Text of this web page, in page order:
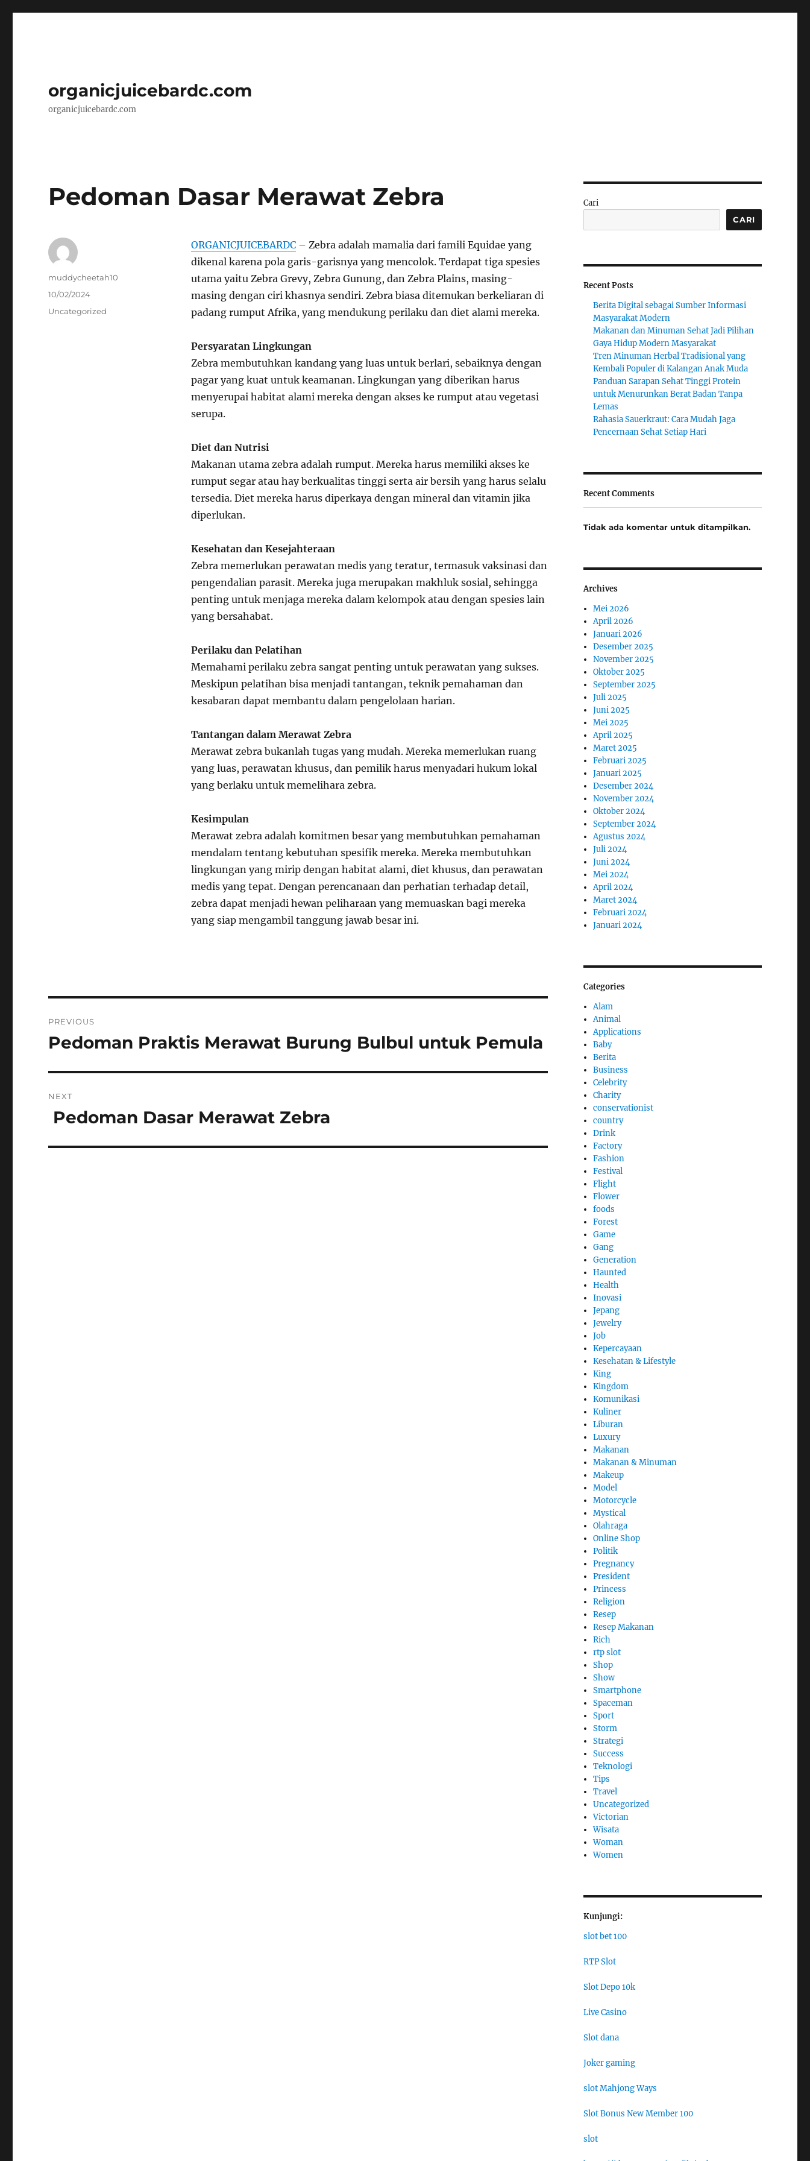
organicjuicebardc.com
organicjuicebardc.com
Pedoman Dasar Merawat Zebra
ORGANICJUICEBARDC– Zebra adalah mamalia dari famili Equidae yang
dikenal karena pola garis-garisnya yang mencolok. Terdapat tiga spesies
utama yaitu Zebra Grevy, Zebra Gunung, dan Zebra Plains, masing-
masing dengan ciri khasnya sendiri. Zebra biasa ditemukan berkeliaran di
padang rumput Afrika, yang mendukung perilaku dan diet alami mereka.
Persyaratan Lingkungan
Zebra membutuhkan kandang yang luas untuk berlari, sebaiknya dengan
pagar yang kuat untuk keamanan. Lingkungan yang diberikan harus
menyerupai habitat alami mereka dengan akses ke rumput atau vegetasi
serupa.
Diet dan Nutrisi
Makanan utama zebra adalah rumput. Mereka harus memiliki akses ke
rumput segar atau hay berkualitas tinggi serta air bersih yang harus selalu
tersedia. Diet mereka harus diperkaya dengan mineral dan vitamin jika
diperlukan.
Kesehatan dan Kesejahteraan
Zebra memerlukan perawatan medis yang teratur, termasuk vaksinasi dan
pengendalian parasit. Mereka juga merupakan makhluk sosial, sehingga
penting untuk menjaga mereka dalam kelompok atau dengan spesies lain
yang bersahabat.
Perilaku dan Pelatihan
Memahami perilaku zebra sangat penting untuk perawatan yang sukses.
Meskipun pelatihan bisa menjadi tantangan, teknik pemahaman dan
kesabaran dapat membantu dalam pengelolaan harian.
Tantangan dalam Merawat Zebra
Merawat zebra bukanlah tugas yang mudah. Mereka memerlukan ruang
yang luas, perawatan khusus, dan pemilik harus menyadari hukum lokal
yang berlaku untuk memelihara zebra.
Kesimpulan
Merawat zebra adalah komitmen besar yang membutuhkan pemahaman
mendalam tentang kebutuhan spesifik mereka. Mereka membutuhkan
lingkungan yang mirip dengan habitat alami, diet khusus, dan perawatan
medis yang tepat. Dengan perencanaan dan perhatian terhadap detail,
zebra dapat menjadi hewan peliharaan yang memuaskan bagi mereka
yang siap mengambil tanggung jawab besar ini.
Author
muddycheetah10
Posted
10/02/2024
Categories
Uncategorized
pos
PREVIOUS
Previous
Pedoman Praktis Merawat Burung Bulbul untuk Pemula
NEXT
Next
Pedoman Dasar Merawat Zebra
Cari
CARI
Recent Posts
Berita Digital sebagai Sumber Informasi
Masyarakat Modern
Makanan dan Minuman Sehat Jadi Pilihan
Gaya Hidup Modern Masyarakat
Tren Minuman Herbal Tradisional yang
Kembali Populer di Kalangan Anak Muda
Panduan Sarapan Sehat Tinggi Protein
untuk Menurunkan Berat Badan Tanpa
Lemas
Rahasia Sauerkraut: Cara Mudah Jaga
Pencernaan Sehat Setiap Hari
Recent Comments
Tidak ada komentar untuk ditampilkan.
Archives
Mei 2026
April 2026
Januari 2026
Desember 2025
November 2025
Oktober 2025
September 2025
Juli 2025
Juni 2025
Mei 2025
April 2025
Maret 2025
Februari 2025
Januari 2025
Desember 2024
November 2024
Oktober 2024
September 2024
Agustus 2024
Juli 2024
Juni 2024
Mei 2024
April 2024
Maret 2024
Februari 2024
Januari 2024
Categories
Alam
Animal
Applications
Baby
Berita
Business
Celebrity
Charity
conservationist
country
Drink
Factory
Fashion
Festival
Flight
Flower
foods
Forest
Game
Gang
Generation
Haunted
Health
Inovasi
Jepang
Jewelry
Job
Kepercayaan
Kesehatan & Lifestyle
King
Kingdom
Komunikasi
Kuliner
Liburan
Luxury
Makanan
Makanan & Minuman
Makeup
Model
Motorcycle
Mystical
Olahraga
Online Shop
Politik
Pregnancy
President
Princess
Religion
Resep
Resep Makanan
Rich
rtp slot
Shop
Show
Smartphone
Spaceman
Sport
Storm
Strategi
Success
Teknologi
Tips
Travel
Uncategorized
Victorian
Wisata
Woman
Women
Kunjungi:
slot bet 100
RTP Slot
Slot Depo 10k
Live Casino
Slot dana
Joker gaming
slot Mahjong Ways
Slot Bonus New Member 100
slot